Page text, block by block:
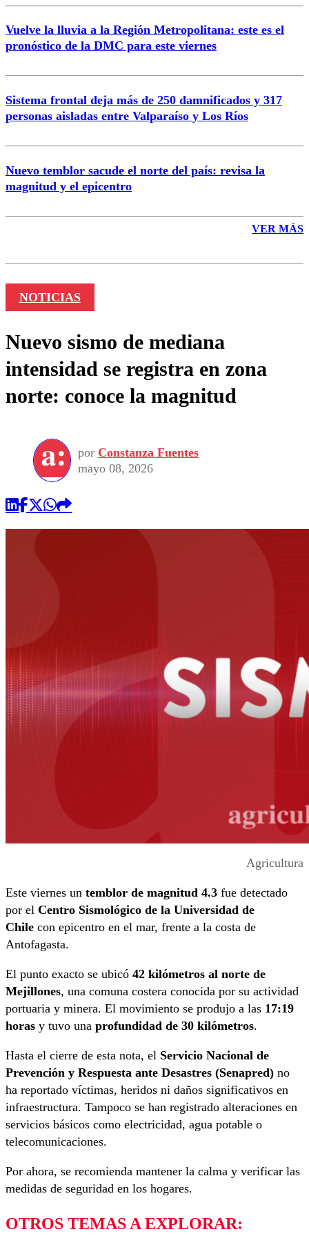
Enviar comentario
Vuelve la lluvia a la Región Metropolitana: este es el
pronóstico de la DMC para este viernes
Sistema frontal deja más de 250 damnificados y 317
personas aisladas entre Valparaíso y Los Ríos
Nuevo temblor sacude el norte del país: revisa la
magnitud y el epicentro
VER MÁS
NOTICIAS
Nuevo sismo de mediana
intensidad se registra en zona
norte: conoce la magnitud
por Constanza Fuentes
mayo 08, 2026
Agricultura
Este viernes un temblor de magnitud 4.3 fue detectado
por el Centro Sismológico de la Universidad de
Chile con epicentro en el mar, frente a la costa de
Antofagasta.
El punto exacto se ubicó 42 kilómetros al norte de
Mejillones, una comuna costera conocida por su actividad
portuaria y minera. El movimiento se produjo a las 17:19
horas y tuvo una profundidad de 30 kilómetros.
Hasta el cierre de esta nota, el Servicio Nacional de
Prevención y Respuesta ante Desastres (Senapred) no
ha reportado víctimas, heridos ni daños significativos en
infraestructura. Tampoco se han registrado alteraciones en
servicios básicos como electricidad, agua potable o
telecomunicaciones.
Por ahora, se recomienda mantener la calma y verificar las
medidas de seguridad en los hogares.
OTROS TEMAS A EXPLORAR: